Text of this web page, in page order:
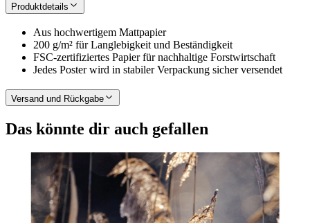
Produktdetails
Aus hochwertigem Mattpapier
200 g/m² für Langlebigkeit und Beständigkeit
FSC-zertifiziertes Papier für nachhaltige Forstwirtschaft
Jedes Poster wird in stabiler Verpackung sicher versendet
Versand und Rückgabe
Das könnte dir auch gefallen